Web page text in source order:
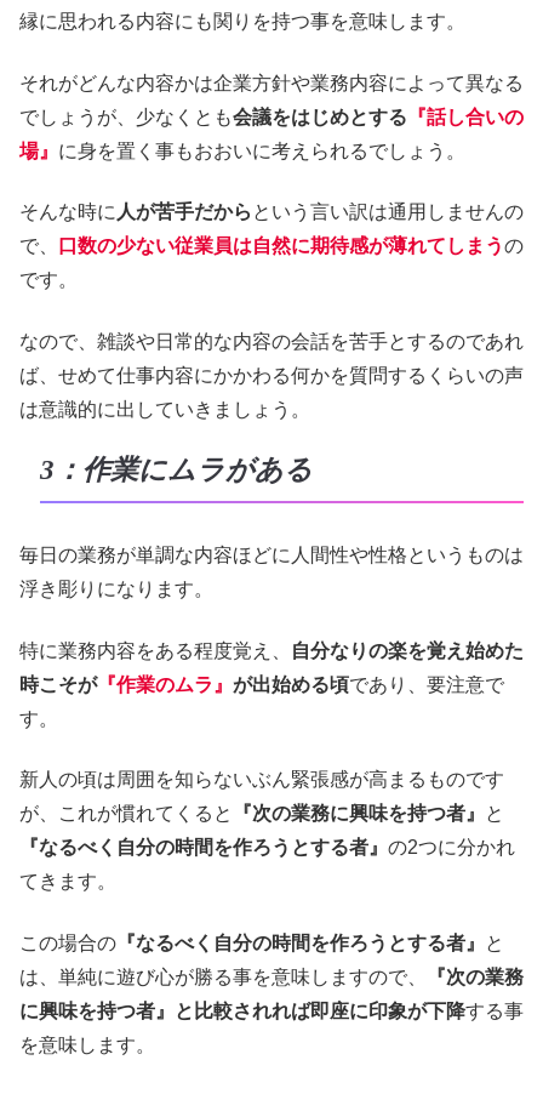
縁に思われる内容にも関りを持つ事を意味します。
それがどんな内容かは企業方針や業務内容によって異なる
でしょうが、少なくとも会議をはじめとする 『話し合いの
場』 に身を置く事もおおいに考えられるでしょう。
そんな時に 人が苦手だから という言い訳は通用しませんの
で、
口数の少ない従業員は自然に期待感が薄れてしまうの
です。
なので、雑談や日常的な内容の会話を苦手とするのであれ
ば、せめて仕事内容にかかわる何かを質問するくらいの声
は意識的に出していきましょう。
3：作業にムラがある
毎日の業務が単調な内容ほどに人間性や性格というものは
浮き彫りになります。
特に業務内容をある程度覚え、
自分なりの楽を覚え始めた
時こそが『作業のムラ』 が出始める頃であり、要注意で
す。
新人の頃は周囲を知らないぶん緊張感が高まるものです
が、これが慣れてくると
『次の業務に興味を持つ者』
と
『なるべく自分の時間を作ろうとする者』 の2つに分かれ
てきます。
この場合の 『なるべく自分の時間を作ろうとする者』
と
は、単純に遊び心が勝る事を意味しますので、
『次の業務
に興味を持つ者』と比較されれば即座に印象が下降する事
を意味します。